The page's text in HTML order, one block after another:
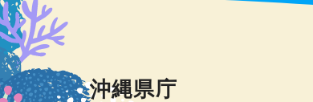
沖縄県庁